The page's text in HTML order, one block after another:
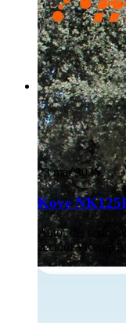
23 mar 2025
Kove
Autor del texto
acción : Vicente